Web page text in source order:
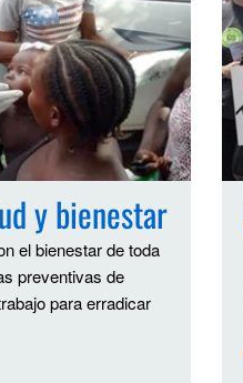
y bienestar
el bienestar de toda
preventivas de
para erradicar